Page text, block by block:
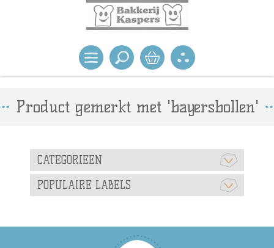
Product gemerkt met 'bayersbollen'
CATEGORIEEN
POPULAIRE LABELS